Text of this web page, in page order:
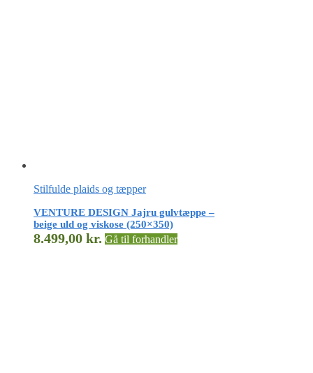
Stilfulde plaids og tæpper
VENTURE DESIGN Jajru gulvtæppe –
beige uld og viskose (250×350)
8.499,00 kr. Gå til forhandler